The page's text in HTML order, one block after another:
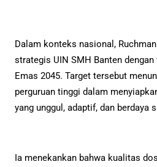
Dalam konteks nasional,
strategis UIN SMH Banten
Emas 2045. Target tersebut
perguruan tinggi dalam
yang unggul, adaptif, dan berdaya
Ia menekankan bahwa kualitas